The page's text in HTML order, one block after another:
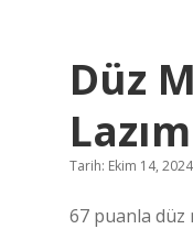
Düz
Lazım
Tarih: Ekim 14, 2024
67 puanla düz